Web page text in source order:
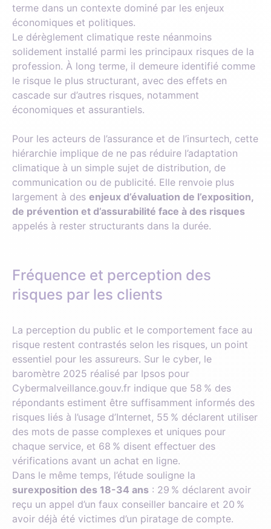
terme dans un contexte dominé par les enjeux
économiques et politiques.
Le dérèglement climatique reste néanmoins
solidement installé parmi les principaux risques de la
profession. À long terme, il demeure identifié comme
le risque le plus structurant, avec des effets en
cascade sur d’autres risques, notamment
économiques et assurantiels.
Pour les acteurs de l’assurance et de l’insurtech, cette
hiérarchie implique de ne pas réduire l’adaptation
climatique à un simple sujet de distribution, de
communication ou de publicité. Elle renvoie plus
largement à des enjeux d’évaluation de l’exposition,
de prévention et d’assurabilité face à des risques
appelés à rester structurants dans la durée.
Fréquence et perception des
risques par les clients
La perception du public et le comportement face au
risque restent contrastés selon les risques, un point
essentiel pour les assureurs. Sur le cyber, le
baromètre 2025 réalisé par Ipsos pour
Cybermalveillance.gouv.fr indique que 58 % des
répondants estiment être suffisamment informés des
risques liés à l’usage d’Internet, 55 % déclarent utiliser
des mots de passe complexes et uniques pour
chaque service, et 68 % disent effectuer des
vérifications avant un achat en ligne.
Dans le même temps, l’étude souligne la
surexposition des 18-34 ans : 29 % déclarent avoir
reçu un appel d’un faux conseiller bancaire et 20 %
avoir déjà été victimes d’un piratage de compte.